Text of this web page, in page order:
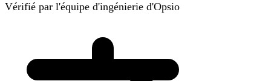
Vérifié par l'équipe d'ingénierie d'Opsio